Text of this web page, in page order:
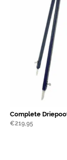
Complete
€219,95